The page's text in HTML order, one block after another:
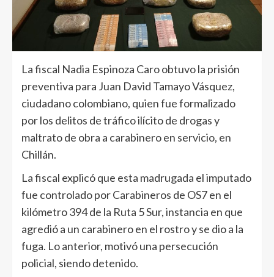
La fiscal Nadia Espinoza Caro obtuvo la prisión
preventiva para Juan David Tamayo Vásquez,
ciudadano colombiano, quien fue formalizado
por los delitos de tráfico ilícito de drogas y
maltrato de obra a carabinero en servicio, en
Chillán.
La fiscal explicó que esta madrugada el imputado
fue controlado por Carabineros de OS7 en el
kilómetro 394 de la Ruta 5 Sur, instancia en que
agredió a un carabinero en el rostro y se dio a la
fuga. Lo anterior, motivó una persecución
policial, siendo detenido.